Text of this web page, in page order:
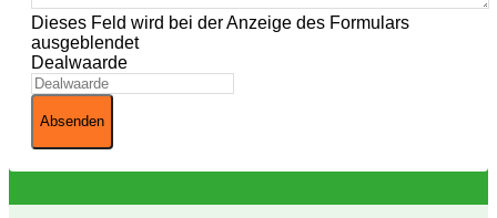
Dieses Feld wird bei der Anzeige des Formulars
ausgeblendet
Dealwaarde